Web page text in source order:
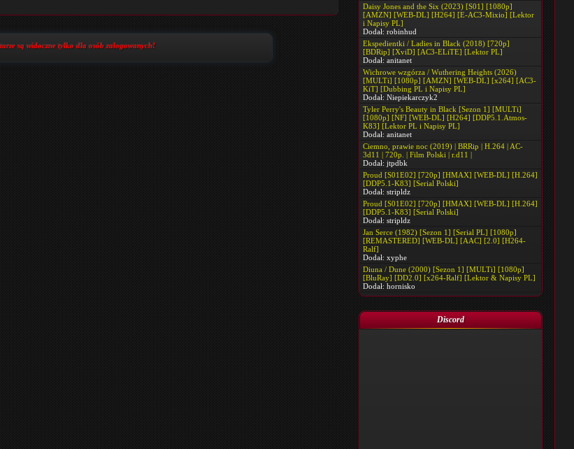
Daisy Jones and the Six (2023) [S01] [1080p]
[AMZN] [WEB-DL] [H264] [E-AC3-Mixio] [Lektor
i Napisy PL]
Dodał: robinhud
Ekspedientki / Ladies in Black (2018) [720p]
[BDRip] [XviD] [AC3-ELiTE] [Lektor PL]
Dodał: anitanet
Wichrowe wzgórza / Wuthering Heights (2026)
[MULTi] [1080p] [AMZN] [WEB-DL] [x264] [AC3-
KiT] [Dubbing PL i Napisy PL]
Dodał: Niepiekarczyk2
Tyler Perry's Beauty in Black [Sezon 1] [MULTi]
[1080p] [NF] [WEB-DL] [H264] [DDP5.1.Atmos-
K83] [Lektor PL i Napisy PL]
Dodał: anitanet
Ciemno, prawie noc (2019) | BRRip | H.264 | AC-
3d11 | 720p. | Film Polski | r.d11 |
Dodał: jtpdbk
Proud [S01E02] [720p] [HMAX] [WEB-DL] [H.264]
[DDP5.1-K83] [Serial Polski]
Dodał: stripldz
Proud [S01E02] [720p] [HMAX] [WEB-DL] [H.264]
[DDP5.1-K83] [Serial Polski]
Dodał: stripldz
Jan Serce (1982) [Sezon 1] [Serial PL] [1080p]
[REMASTERED] [WEB-DL] [AAC] [2.0] [H264-
Ralf]
Dodał: xyphe
Diuna / Dune (2000) [Sezon 1] [MULTi] [1080p]
[BluRay] [DD2.0] [x264-Ralf] [Lektor & Napisy PL]
Dodał: hornisko
Discord
są widoczne tylko dla osób zalogowanych!